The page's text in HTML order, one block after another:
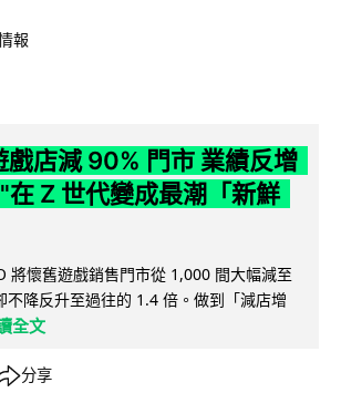
報
戲店減 90% 門市 業績反增
在 Z 世代變成最潮「新鮮
將懷舊遊戲銷售門市從 1,000 間大幅減至
不降反升至過往的 1.4 倍。做到「減店增
全文
分享